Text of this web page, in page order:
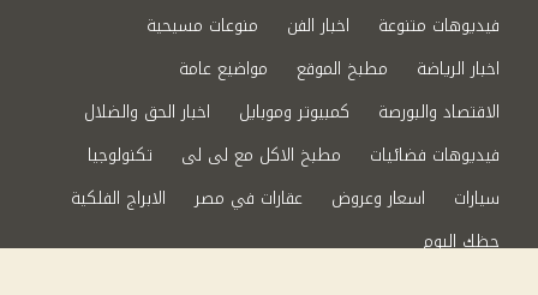
فيديوهات متنوعة
اخبار الفن
منوعات مسيحية
اخبار الرياضة
مطبخ الموقع
مواضيع عامة
الاقتصاد والبورصة
كمبيوتر وموبايل
اخبار الحق والضلال
فيديوهات فضائيات
مطبخ الاكل مع لى لى
تكنولوجيا
سيارات
اسعار وعروض عقارات في مصر
الابراج الفلكية
حظك اليوم